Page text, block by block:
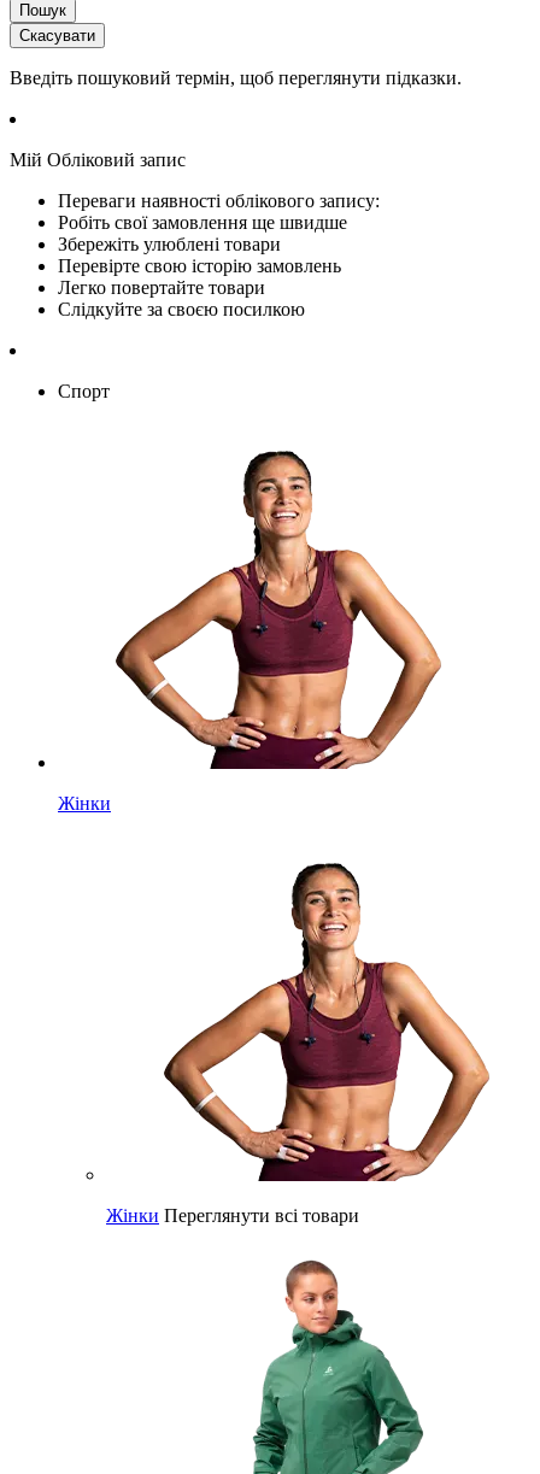
Пошук
Скасувати
Введіть пошуковий термін, щоб переглянути підказки.
Мій Обліковий запис
Переваги наявності облікового запису:
Робіть свої замовлення ще швидше
Збережіть улюблені товари
Перевірте свою історію замовлень
Легко повертайте товари
Слідкуйте за своєю посилкою
Спорт
Жінки
Жінки Переглянути всі товари